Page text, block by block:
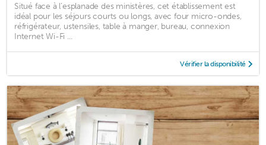
Situé face à l’esplanade des ministères, cet établissement est
idéal pour les séjours courts ou longs, avec four micro-ondes,
réfrigérateur, ustensiles, table à manger, bureau, connexion
Internet Wi-Fi ...
Vérifier la disponibilité